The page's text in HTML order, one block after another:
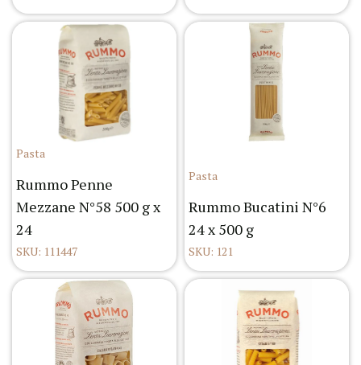
Pasta
Rummo Penne
Mezzane N°58 500 g x
24
SKU: 111447
Pasta
Rummo Bucatini N°6
24 x 500 g
SKU: 121